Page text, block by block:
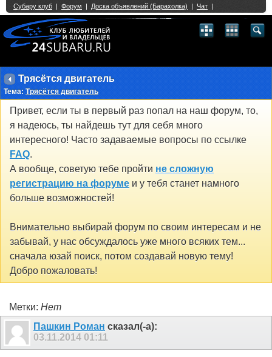
Трясётся двигатель
Тема: Трясётся двигатель
Привет, если ты в первый раз попал на наш форум, то,
я надеюсь, ты найдешь тут для себя много
интересного! Часто задаваемые вопросы по ссылке
FAQ.
А вообще, советую тебе пройти не сложную
регистрацию на форуме и у тебя станет намного
больше возможностей!
Внимательно выбирай форум по своим интересам и не
забывай, у нас обсуждалось уже много всяких тем...
сначала юзай поиск, потом создавай новую тему!
Добро пожаловать!
Метки: Нет
Пашкин Роман сказал(-а):
03.11.2014 01:11
Single Sign On provided byvBSSO
2 3 4 5 6 7 8 9 10 11 12 13 21 22 23 24 25 26
27 28 29 30 31 32 33 40 41 42 43